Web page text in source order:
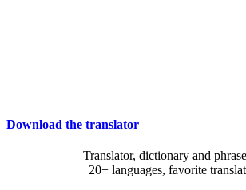
Download the translator
Translator, dictionary and
20+ languages, favorite